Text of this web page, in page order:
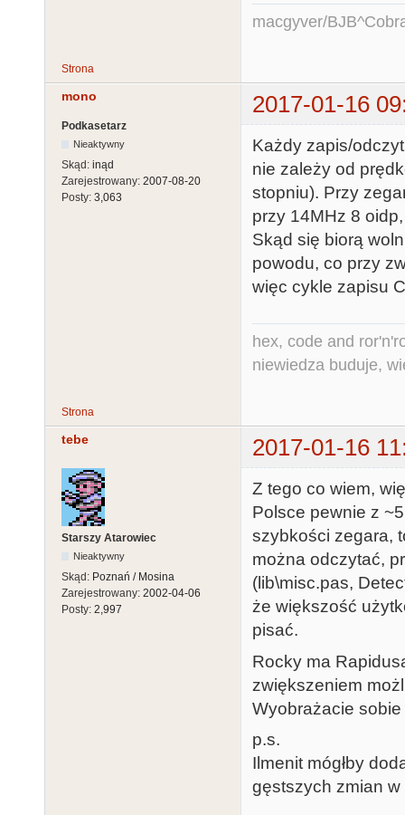
macgyver/
Strona
mono 2017-01-16
Podkasetarz
Nieaktywny
Skąd: inąd
Zarejestrowany: 2007-08-20
Posty: 3,063
Każdy zapis/
nie zależy od
stopniu). Przy
przy 14MHz 8
Skąd się biorą
powodu, co przy
więc cykle zapisu
hex, code and
niewiedza buduje,
Strona
tebe 2017-01-16
Starszy Atarowiec
Nieaktywny
Skąd: Poznań / Mosina
Zarejestrowany: 2002-04-06
Posty: 2,997
Z tego co wiem,
Polsce pewnie z
szybkości zegara,
można odczytać,
(lib\misc.pas,
że większość
pisać.
Rocky ma
zwiększeniem
Wyobrażacie
p.s.
Ilmenit mógłby
gęstszych zmian w